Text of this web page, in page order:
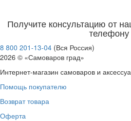
Получите консультацию от
телефону
8 800 201-13-04 (Вся Россия)
2026 © «Самоваров град»
Интернет-магазин самоваров и
Помощь покупателю
Возврат товара
Оферта